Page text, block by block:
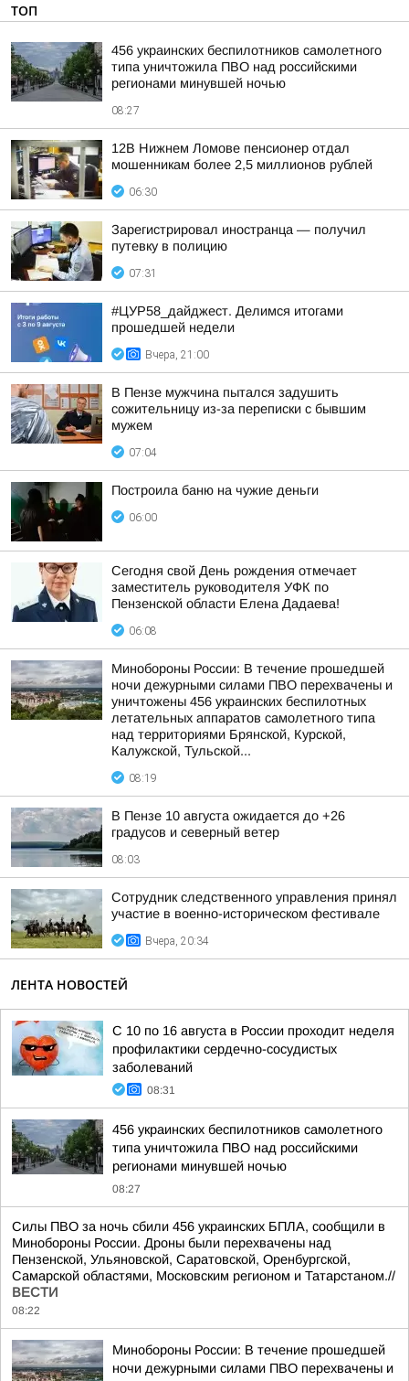
ТОП
456 украинских беспилотников самолетного
типа уничтожила ПВО над российскими
регионами минувшей ночью
08:27
12В Нижнем Ломове пенсионер отдал
мошенникам более 2,5 миллионов рублей
06:30
Зарегистрировал иностранца — получил
путевку в полицию
07:31
#ЦУР58_дайджест. Делимся итогами
прошедшей недели
Вчера, 21:00
В Пензе мужчина пытался задушить
сожительницу из-за переписки с бывшим
мужем
07:04
Построила баню на чужие деньги
06:00
Сегодня свой День рождения отмечает
заместитель руководителя УФК по
Пензенской области Елена Дадаева!
06:08
Минобороны России: В течение прошедшей
ночи дежурными силами ПВО перехвачены и
уничтожены 456 украинских беспилотных
летательных аппаратов самолетного типа
над территориями Брянской, Курской,
Калужской, Тульской...
08:19
В Пензе 10 августа ожидается до +26
градусов и северный ветер
08:03
Сотрудник следственного управления принял
участие в военно-историческом фестивале
Вчера, 20:34
ЛЕНТА НОВОСТЕЙ
С 10 по 16 августа в России проходит неделя
профилактики сердечно-сосудистых
заболеваний
08:31
456 украинских беспилотников самолетного
типа уничтожила ПВО над российскими
регионами минувшей ночью
08:27
Силы ПВО за ночь сбили 456 украинских БПЛА, сообщили в
Минобороны России. Дроны были перехвачены над
Пензенской, Ульяновской, Саратовской, Оренбургской,
Самарской областями, Московским регионом и Татарстаном.//
ВЕСТИ
08:22
Минобороны России: В течение прошедшей
ночи дежурными силами ПВО перехвачены и